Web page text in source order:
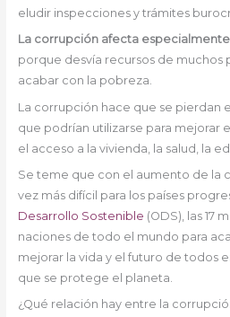
eludir inspecciones y trámites
La corrupción afecta especialmente
porque desvía recursos de muchos
acabar con la pobreza.
La corrupción hace que se pierdan
que podrían utilizarse para mejorar
el acceso a la vivienda, la salud, la
Se teme que con el aumento de la
vez más difícil para los países
Desarrollo Sostenible (ODS), las 17
naciones de todo el mundo para
mejorar la vida y el futuro de todos
que se protege el planeta.
¿Qué relación hay entre la